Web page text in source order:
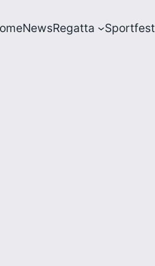
NewsRegatta Sportfest